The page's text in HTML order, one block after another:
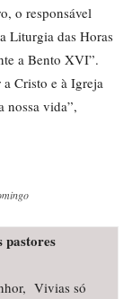
o responsável
Liturgia das Horas
a Bento XVI”.
a Cristo e à Igreja
nossa vida”,
pastores
Vivias só